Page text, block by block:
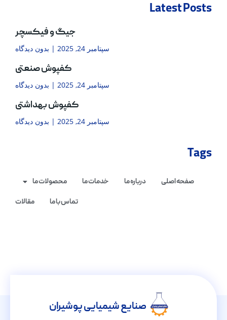
Latest Posts
جیگ و فیکسچر
سپتامبر 24, 2025 بدون دیدگاه
کفپوش صنعتی
سپتامبر 24, 2025 بدون دیدگاه
کفپوش بهداشتی
سپتامبر 24, 2025 بدون دیدگاه
Tags
صفحه اصلی درباره ما خدمات ما
محصولات ما
تماس با ما
مقالات
صنایع شیمیایی پوشیران